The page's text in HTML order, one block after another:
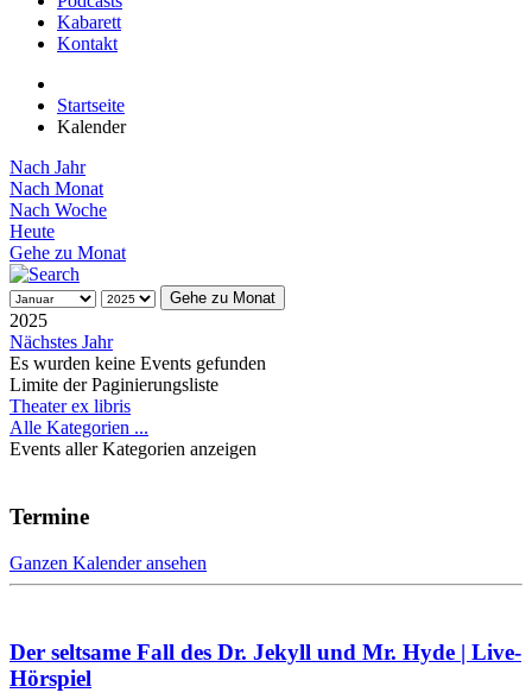
Kabarett
Kontakt
Startseite
Kalender
Nach Jahr
Nach Monat
Nach Woche
Heute
Gehe zu Monat
Gehe zu Monat
2025
Nächstes Jahr
Es wurden keine Events gefunden
Limite der Paginierungsliste
Theater ex libris
Alle Kategorien ...
Events aller Kategorien anzeigen
Termine
Ganzen Kalender ansehen
Der seltsame Fall des Dr. Jekyll und Mr. Hyde | Live-
Hörspiel